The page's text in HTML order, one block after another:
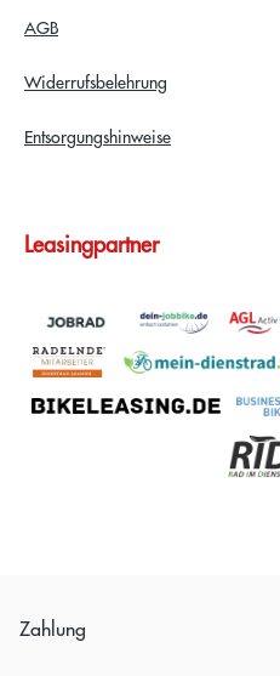
AGB
Widerrufsbelehrung
Entsorgungshinweise
Leasingpartner
Zahlung